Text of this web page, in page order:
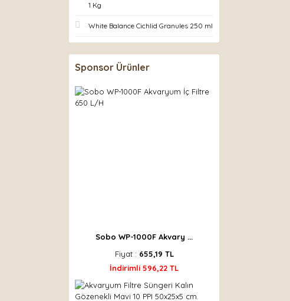
1 Kg
White Balance Cichlid Granules 250 ml
Sponsor Ürünler
Sobo WP-1000F Akvary ...
Fiyat : 655,19 TL
İndirimli 596,22 TL